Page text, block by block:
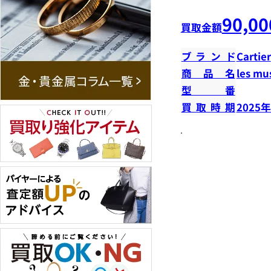
買取金額
ブランドCartier
商品名 les
型番
買取時期2025